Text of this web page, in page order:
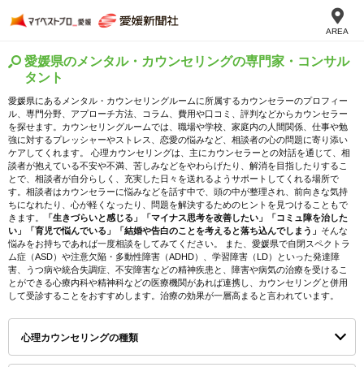
AREA
愛媛県のメンタル・カウンセリングの専門家・コンサル
タント
愛媛県にあるメンタル・カウンセリングルームに所属するカウンセラーのプロフィー
ル、専門分野、アプローチ方法、コラム、費用や口コミ、評判などからカウンセラー
を探せます。カウンセリングルームでは、職場や学校、家庭内の人間関係、仕事や勉
強に対するプレッシャーやストレス、恋愛の悩みなど、相談者の心の問題に寄り添い
ケアしてくれます。 心理カウンセリングは、主にカウンセラーとの対話を通じて、相
談者が抱えている不安や不満、苦しみなどをやわらげたり、解消を目指したりするこ
とで、相談者が自分らしく、充実した日々を送れるようサポートしてくれる場所で
す。相談者はカウンセラーに悩みなどを話す中で、頭の中が整理され、前向きな気持
ちになれたり、心が軽くなったり、問題を解決するためのヒントを見つけることもで
きます。
「生きづらいと感じる」「マイナス思考を改善したい」「コミュ障を治した
い」「育児で悩んでいる」「結婚や告白のことを考えると落ち込んでしまう」 そんな
悩みをお持ちであれば一度相談をしてみてください。 また、愛媛県で自閉スペクトラ
ム症（ASD）や注意欠陥・多動性障害（ADHD）、学習障害（LD）といった発達障
害、うつ病や統合失調症、不安障害などの精神疾患と、障害や病気の治療を受けるこ
とができる心療内科や精神科などの医療機関があれば連携し、カウンセリングと併用
して受診することをおすすめします。治療の効果が一層高まると言われています。
心理カウンセリングの種類